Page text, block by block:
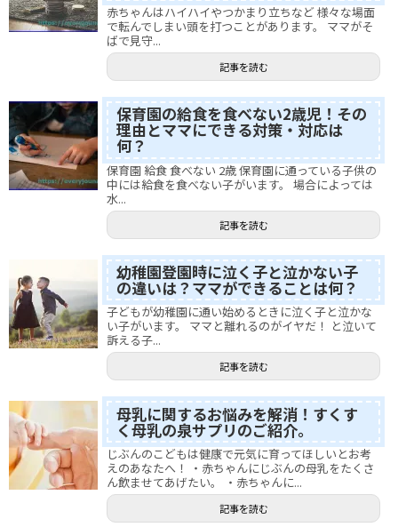
赤ちゃんはハイハイやつかまり立ちなど 様々な場面
で転んでしまい頭を打つことがあります。 ママがそ
ばで見守...
記事を読む
保育園の給食を食べない2歳児！その
理由とママにできる対策・対応は
何？
保育園 給食 食べない 2歳 保育園に通っている子供の
中には給食を食べない子がいます。 場合によっては
水...
記事を読む
幼稚園登園時に泣く子と泣かない子
の違いは？ママができることは何？
子どもが幼稚園に通い始めるときに泣く子と泣かな
い子がいます。 ママと離れるのがイヤだ！ と泣いて
訴える子...
記事を読む
母乳に関するお悩みを解消！すくす
く母乳の泉サプリのご紹介。
じぶんのこどもは健康で元気に育ってほしいとお考
えのあなたへ！ ・赤ちゃんにじぶんの母乳をたくさ
ん飲ませてあげたい。 ・赤ちゃんに...
記事を読む